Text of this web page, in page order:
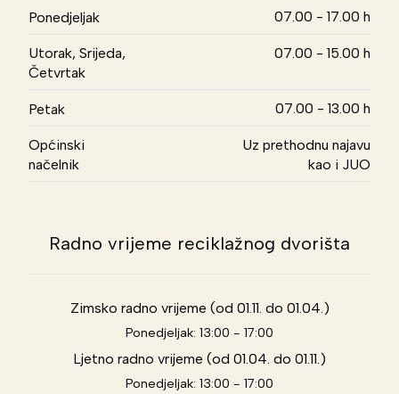
Ponedjeljak 07.00 - 17.00 h
Utorak, Srijeda,
Četvrtak
07.00 - 15.00 h
Petak 07.00 - 13.00 h
Općinski
načelnik
Uz prethodnu najavu
kao i JUO
Radno vrijeme reciklažnog dvorišta
Zimsko radno vrijeme (od 01.11. do 01.04.)
Ponedjeljak: 13:00 - 17:00
Ljetno radno vrijeme (od 01.04. do 01.11.)
Ponedjeljak: 13:00 - 17:00